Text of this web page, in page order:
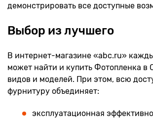
демонстрировать все доступные
Выбор из лучшего
В интернет-магазине «abc.ru»
может найти и купить Фотопленка в
видов и моделей. При этом, всю
фурнитуру объединяет:
эксплуатационная